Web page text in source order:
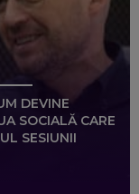
DEVINE
SOCIALĂ CARE
SESIUNII